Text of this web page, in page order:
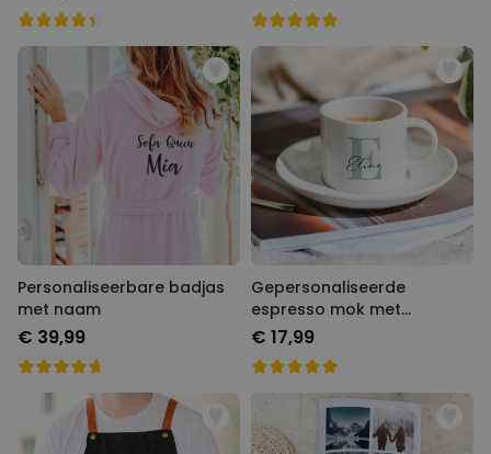
Personaliseerbare badjas
met naam
€ 39,99
Gepersonaliseerde
espresso mok met
monogram
€ 17,99